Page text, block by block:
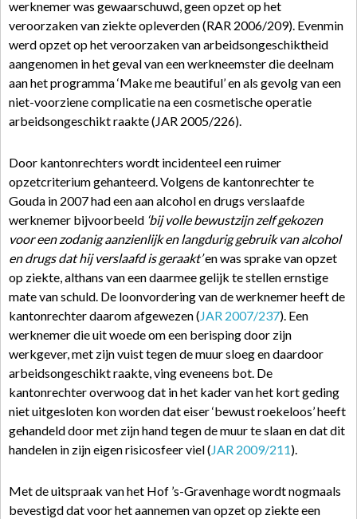
werknemer was gewaarschuwd, geen opzet op het
veroorzaken van ziekte opleverden (RAR 2006/209). Evenmin
werd opzet op het veroorzaken van arbeidsongeschiktheid
aangenomen in het geval van een werkneemster die deelnam
aan het programma ‘Make me beautiful’ en als gevolg van een
niet-voorziene complicatie na een cosmetische operatie
arbeidsongeschikt raakte (JAR 2005/226).
Door kantonrechters wordt incidenteel een ruimer
opzetcriterium gehanteerd. Volgens de kantonrechter te
Gouda in 2007 had een aan alcohol en drugs verslaafde
werknemer bijvoorbeeld ‘bij volle bewustzijn zelf gekozen
voor een zodanig aanzienlijk en langdurig gebruik van alcohol
en drugs dat hij verslaafd is geraakt’en was sprake van opzet
op ziekte, althans van een daarmee gelijk te stellen ernstige
mate van schuld. De loonvordering van de werknemer heeft de
kantonrechter daarom afgewezen (JAR 2007/237). Een
werknemer die uit woede om een berisping door zijn
werkgever, met zijn vuist tegen de muur sloeg en daardoor
arbeidsongeschikt raakte, ving eveneens bot. De
kantonrechter overwoog dat in het kader van het kort geding
niet uitgesloten kon worden dat eiser ‘bewust roekeloos’ heeft
gehandeld door met zijn hand tegen de muur te slaan en dat dit
handelen in zijn eigen risicosfeer viel (JAR 2009/211).
Met de uitspraak van het Hof ’s-Gravenhage wordt nogmaals
bevestigd dat voor het aannemen van opzet op ziekte een